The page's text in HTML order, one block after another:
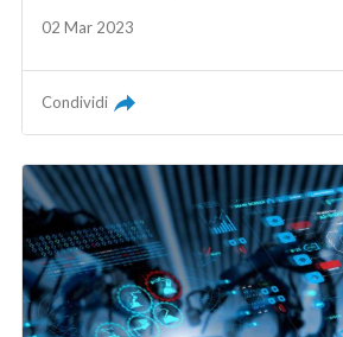
02 Mar 2023
Condividi